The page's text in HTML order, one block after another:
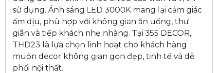
sử dụng. Ánh sáng LED 3000K mang lại cảm giác
ấm dịu, phù hợp với không gian ăn uống, thư
giãn và tiếp khách nhẹ nhàng. Tại 355 DECOR,
THD23 là lựa chọn linh hoạt cho khách hàng
muốn decor không gian gọn đẹp, tinh tế và dễ
phối nội thất.